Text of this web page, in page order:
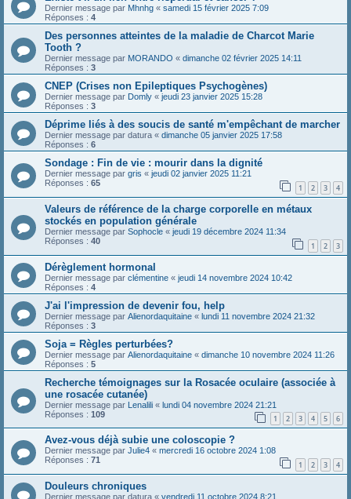
Dernier message par Mhnhg « samedi 15 février 2025 7:09
Réponses : 4
Des personnes atteintes de la maladie de Charcot Marie
Tooth ?
Dernier message par MORANDO « dimanche 02 février 2025 14:11
Réponses : 3
CNEP (Crises non Epileptiques Psychogènes)
Dernier message par Domly « jeudi 23 janvier 2025 15:28
Réponses : 3
Déprime liés à des soucis de santé m'empêchant de marcher
Dernier message par datura « dimanche 05 janvier 2025 17:58
Réponses : 6
Sondage : Fin de vie : mourir dans la dignité
Dernier message par gris « jeudi 02 janvier 2025 11:21
Réponses : 65 1 2 3 4
Valeurs de référence de la charge corporelle en métaux
stockés en population générale
Dernier message par Sophocle « jeudi 19 décembre 2024 11:34
Réponses : 40 1 2 3
Dérèglement hormonal
Dernier message par clémentine « jeudi 14 novembre 2024 10:42
Réponses : 4
J'ai l'impression de devenir fou, help
Dernier message par Alienordaquitaine « lundi 11 novembre 2024 21:32
Réponses : 3
Soja = Règles perturbées?
Dernier message par Alienordaquitaine « dimanche 10 novembre 2024 11:26
Réponses : 5
Recherche témoignages sur la Rosacée oculaire (associée à
une rosacée cutanée)
Dernier message par Lenalili « lundi 04 novembre 2024 21:21
Réponses : 109 1 2 3 4 5 6
Avez-vous déjà subie une coloscopie ?
Dernier message par Julie4 « mercredi 16 octobre 2024 1:08
Réponses : 71 1 2 3 4
Douleurs chroniques
Dernier message par datura « vendredi 11 octobre 2024 8:21